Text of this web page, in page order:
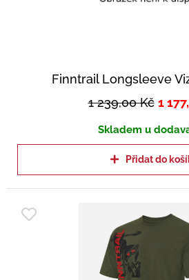
Finntrail Longsleeve
1 239,00Kč 1
Skladem u
Přidat do